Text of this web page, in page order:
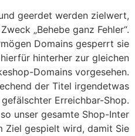
geerdet werden zielwert,
„Behebe ganz Fehler“.
Domains gesperrt sie
hinterher zur gleichen
Domains vorgesehen.
der Titel irgendetwas
Erreichbar-Shop.
unser gesamte Shop-Inter
Ziel gespielt wird, damit Sie